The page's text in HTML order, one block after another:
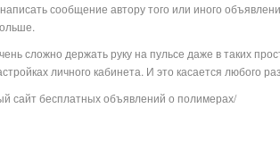
сообщение автору того или иного
сложно держать руку на пульсе даже в таких
личного кабинета. И это касается любого
сайт бесплатных объявлений о полимерах/